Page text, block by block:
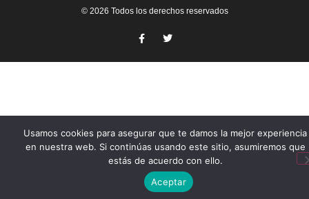
© 2026 Todos los derechos reservados
Usamos cookies para asegurar que te damos la mejor experiencia
en nuestra web. Si continúas usando este sitio, asumiremos que
estás de acuerdo con ello.
Aceptar